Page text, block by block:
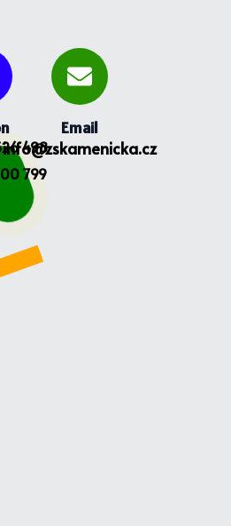
498
799
Email
info@zskamenicka.cz